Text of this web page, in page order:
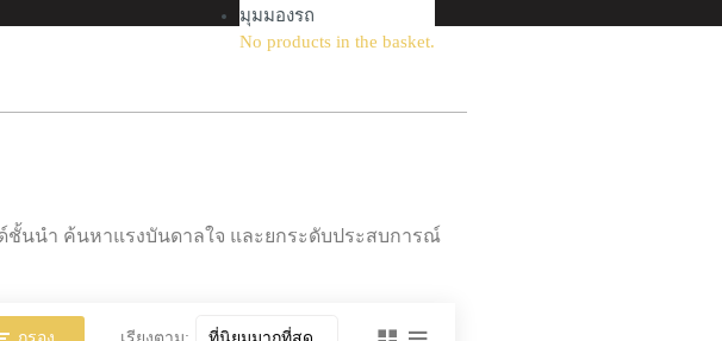
มุมมองรถ
No products in the basket.
นนำ ค้นหาแรงบันดาลใจ และยกระดับประสบการณ์